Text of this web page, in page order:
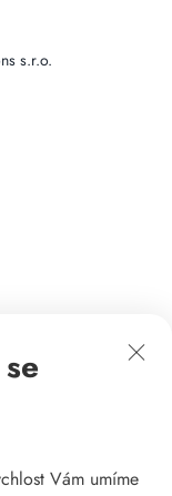
s.r.o.
Vám umíme